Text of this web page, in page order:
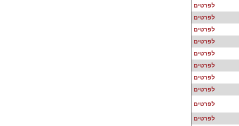
לפרטים
לפרטים
לפרטים
לפרטים
לפרטים
לפרטים
לפרטים
לפרטים
לפרטים
לפרטים
למה לחכות? הרשמה עכשיו מאפשרת:
גישה מלאה לכל המידע באתר
אפשרות ליצירת "
החדשנית ביותר לחיפוש חלקי חילוף
לרכב!
קבלת קופון הנחה לקניית החלק
שחיפשת